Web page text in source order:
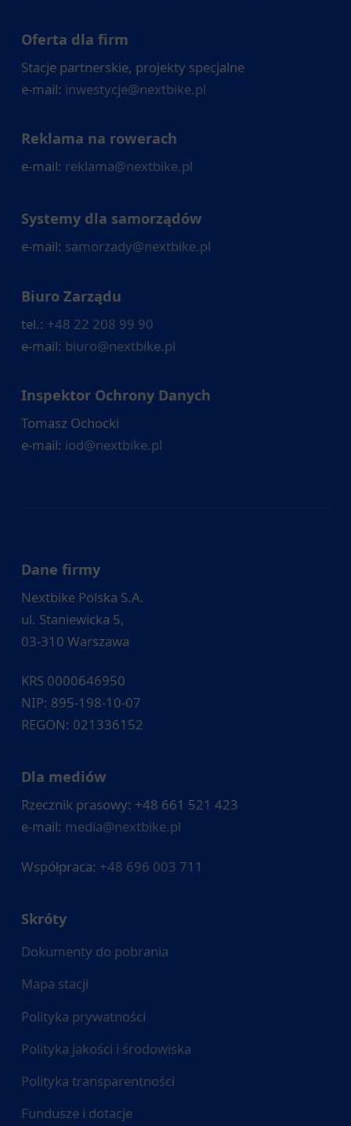
Oferta dla firm
Stacje partnerskie, projekty specjalne
e-mail: inwestycje@nextbike.pl
Reklama na rowerach
e-mail: reklama@nextbike.pl
Systemy dla samorządów
e-mail: samorzady@nextbike.pl
Biuro Zarządu
tel.: +48 22 208 99 90
e-mail: biuro@nextbike.pl
Inspektor Ochrony Danych
Tomasz Ochocki
e-mail: iod@nextbike.pl
Dane firmy
Nextbike Polska S.A.
ul. Staniewicka 5,
03-310 Warszawa
KRS 0000646950
NIP: 895-198-10-07
REGON: 021336152
Dla mediów
Rzecznik prasowy: +48 661 521 423
e-mail: media@nextbike.pl
Współpraca: +48 696 003 711
Skróty
Dokumenty do pobrania
Mapa stacji
Polityka prywatności
Polityka jakości i środowiska
Polityka transparentności
Fundusze i dotacje